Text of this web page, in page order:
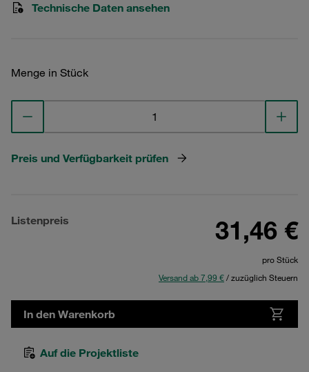
Technische Daten ansehen
Menge in Stück
Preis und Verfügbarkeit prüfen
Listenpreis 31,46 €
pro Stück
Versand ab 7,99 €/ zuzüglich Steuern
In den Warenkorb
Auf die Projektliste